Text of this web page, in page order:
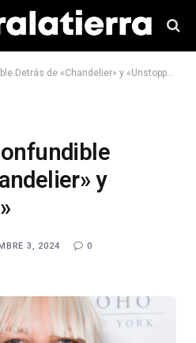
Detrás de «Chandelier» y «Unstoppable»
y
3, 2024 0